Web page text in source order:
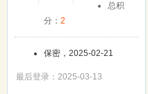
总积
分： 2
保密，2025-02-21
最后登录：2025-03-13